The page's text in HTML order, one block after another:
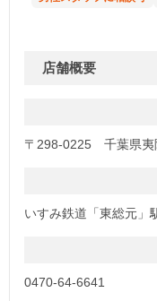
店舗概要
〒298-0225 千葉県夷
いすみ鉄道「東総元
0470-64-6641